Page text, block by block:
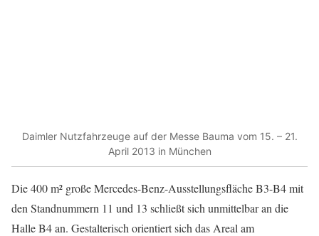
Daimler Nutzfahrzeuge auf der Messe Bauma vom 15. – 21.
April 2013 in München
Die 400 m² große Mercedes-Benz-Ausstellungsfläche B3-B4 mit
den Standnummern 11 und 13 schließt sich unmittelbar an die
Halle B4 an. Gestalterisch orientiert sich das Areal am